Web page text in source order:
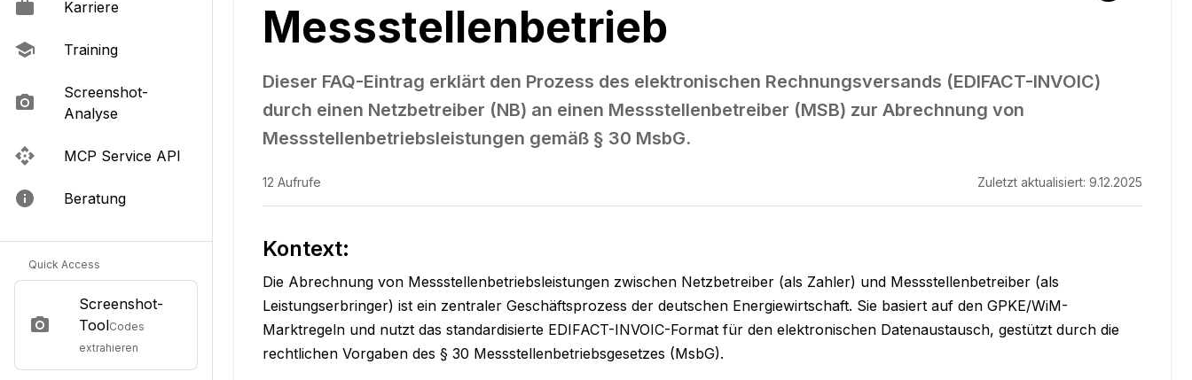
Karriere
Training
Screenshot-
Analyse
MCP Service API
Beratung
Quick Access
Screenshot-
ToolCodes
extrahieren
Messstellenbetrieb
Dieser FAQ-Eintrag erklärt den Prozess des elektronischen Rechnungsversands (EDIFACT-INVOIC)
durch einen Netzbetreiber (NB) an einen Messstellenbetreiber (MSB) zur Abrechnung von
Messstellenbetriebsleistungen gemäß § 30 MsbG.
12 Aufrufe Zuletzt aktualisiert: 9.12.2025
Kontext:
Die Abrechnung von Messstellenbetriebsleistungen zwischen Netzbetreiber (als Zahler) und Messstellenbetreiber (als
Leistungserbringer) ist ein zentraler Geschäftsprozess der deutschen Energiewirtschaft. Sie basiert auf den GPKE/WiM-
Marktregeln und nutzt das standardisierte EDIFACT-INVOIC-Format für den elektronischen Datenaustausch, gestützt durch die
rechtlichen Vorgaben des § 30 Messstellenbetriebsgesetzes (MsbG).